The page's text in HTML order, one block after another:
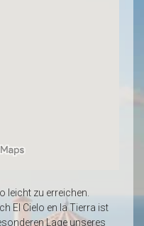
leicht zu erreichen.
El Cielo en la Tierra ist
Lage unseres